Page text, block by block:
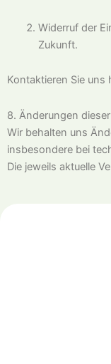
Widerruf der
Zukunft.
Kontaktieren Sie uns
8. Änderungen
Wir behalten uns
insbesondere bei
Die jeweils aktuelle